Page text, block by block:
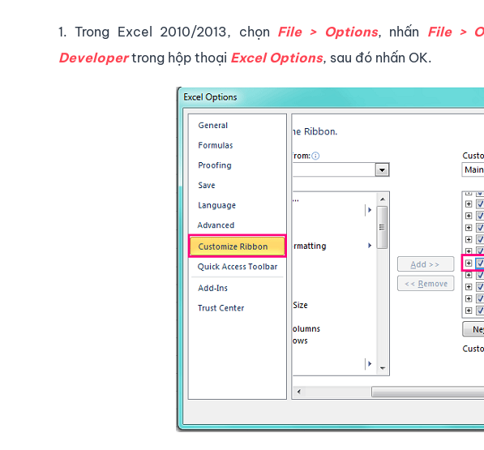
1. Trong Excel 2010/2013, chọn File > Options, nhấn File >
Developertrong hộp thoại Excel Options, sau đó nhấn OK.